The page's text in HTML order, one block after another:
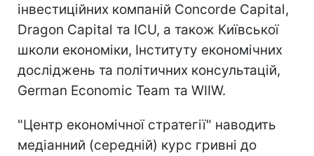
інвестиційних компаній Concorde Capital,
Dragon Capital та ICU, а також Київської
школи економіки, Інституту економічних
досліджень та політичних консультацій,
German Economic Team та WIIW.
"Центр економічної стратегії" наводить
медіанний (середній) курс гривні до